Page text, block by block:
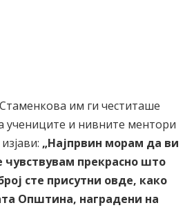
им ги честиташе
учениците и нивните ментори
„Најпрвин морам да ви
чувствувам прекрасно што
сте присутни овде, како
Општина, наградени на